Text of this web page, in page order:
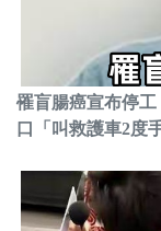
罹盲腸癌宣布停
口「叫救護車2度